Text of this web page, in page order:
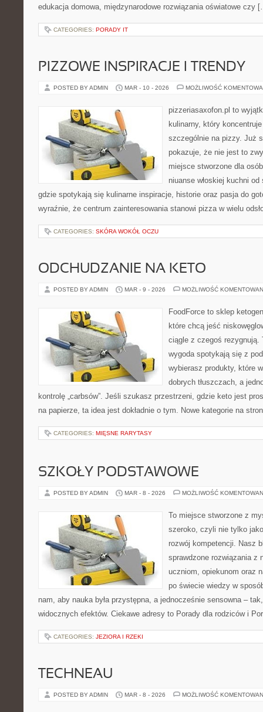
edukacja domowa, międzynarodowe rozwiązania oświatowe czy
CATEGORIES: PORADY IT
PIZZOWE INSPIRACJE I TRENDY
POSTED BY ADMIN MAR - 10 - 2026 MOŻLIWOŚĆ
pizzeriasaxofon.pl to
kulinarny, który
szczególnie na pizzy. Już
pokazuje, że nie jest to
miejsce stworzone dla
niuanse włoskiej kuchni
gdzie spotykają się kulinarne inspiracje, historie oraz pasja do
wyraźnie, że centrum zainteresowania stanowi pizza w wielu
CATEGORIES: SKÓRA WOKÓŁ OCZU
ODCHUDZANIE NA KETO
POSTED BY ADMIN MAR - 9 - 2026 MOŻLIWOŚĆ
FoodForce to sklep
które chcą jeść
ciągle z czegoś rezygnują.
wygoda spotykają się z
wybierasz produkty, które
dobrych tłuszczach, a
kontrolę „carbsów”. Jeśli szukasz przestrzeni, gdzie keto jest
na papierze, ta idea jest dokładnie o tym. Nowe kategorie na
CATEGORIES: MIĘSNE RARYTASY
SZKOŁY PODSTAWOWE
POSTED BY ADMIN MAR - 8 - 2026 MOŻLIWOŚĆ
To miejsce stworzone z
szeroko, czyli nie tylko
rozwój kompetencji. Nasz
sprawdzone rozwiązania z
uczniom, opiekunom oraz
po świecie wiedzy w
nam, aby nauka była przystępna, a jednocześnie sensowna –
widocznych efektów. Ciekawe adresy to Porady dla rodziców i
CATEGORIES: JEZIORA I RZEKI
TECHNEAU
POSTED BY ADMIN MAR - 8 - 2026 MOŻLIWOŚĆ